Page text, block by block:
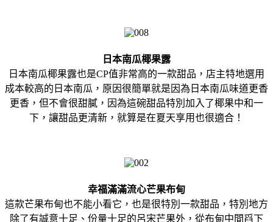
日本南瓜椰果露
日本南瓜椰果露也是CP值非常高的一款甜品，店主特地選用
成本較高的日本南瓜，原因很簡單就是因為日本南瓜味道更香
更香，但不會很甜膩，因為這碗甜品特別加入了椰果中和一
下，讓甜品更清新，就算是在夏天享用也很適合！
幸福滿滿流心芒果布甸
這款芒果布甸也不能小看它，也是很特別一款甜品，特別地方
除了有誠意十足、份量十足的呂宋芒果外，從布甸中間舀下